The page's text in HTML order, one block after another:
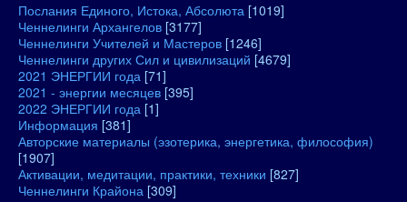
Послания Единого, Истока, Абсолюта [1019]
Ченнелинги Архангелов [3177]
Ченнелинги Учителей и Мастеров [1246]
Ченнелинги других Сил и цивилизаций [4679]
2021 ЭНЕРГИИ года [71]
2021 - энергии месяцев [395]
2022 ЭНЕРГИИ года [1]
Информация [381]
Авторские материалы (эзотерика, энергетика, философия)
[1907]
Активации, медитации, практики, техники [827]
Ченнелинги Крайона [309]